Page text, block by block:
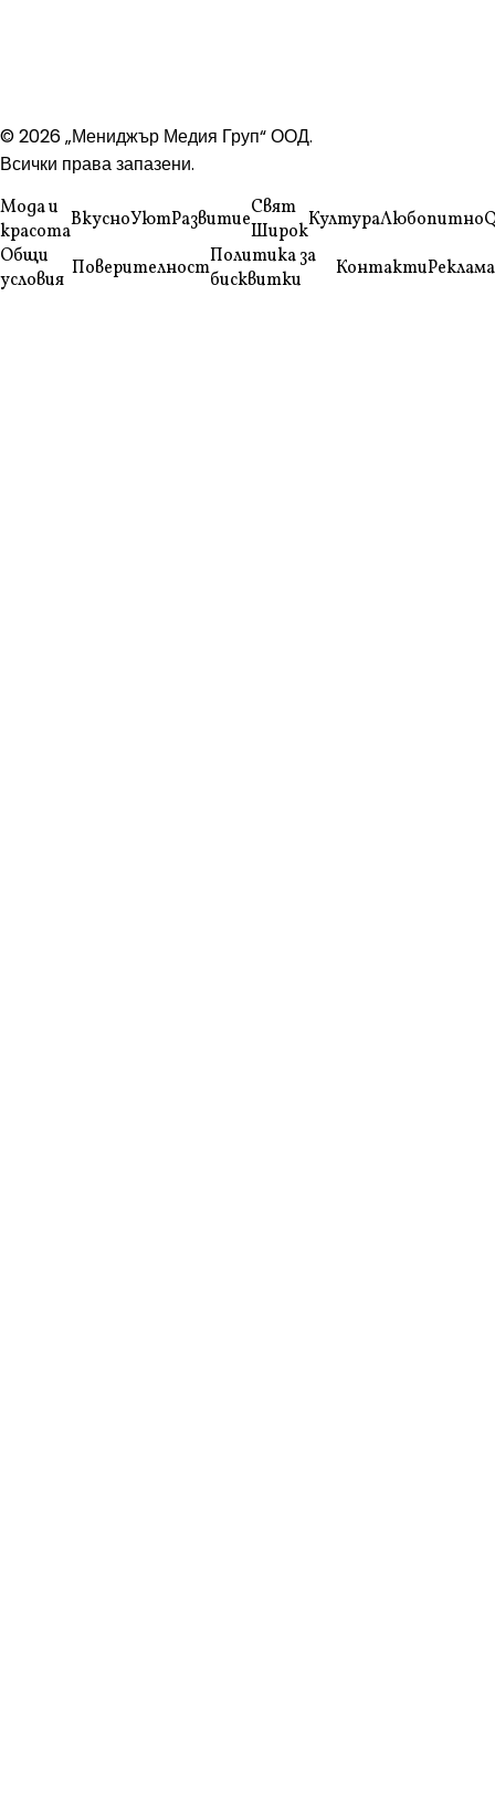
© 2026 „Мениджър Медия Груп“ ООД.
Всички права запазени.
Мода и
красотаВкусноУютРазвитиеСвят
ШирокКултураЛюбопитно
Общи
условия ПоверителностПолитика за
бисквитки
КонтактиРеклама